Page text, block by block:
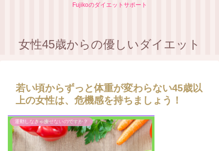
Fujikoのダイエットサポート
女性45歳からの優しいダイエット
若い頃からずっと体重が変わらない45歳以
上の女性は、危機感を持ちましょう！
運動しなきゃ痩せないのですか？